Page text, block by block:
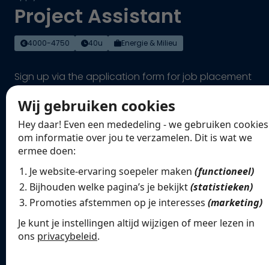
Wij gebruiken cookies
Hey daar! Even een mededeling - we gebruiken cookies
om informatie over jou te verzamelen. Dit is wat we
ermee doen:
Je website-ervaring soepeler maken(functioneel)
Bijhouden welke pagina’s je bekijkt(statistieken)
Promoties afstemmen op je interesses(marketing)
Je kunt je instellingen altijd wijzigen of meer lezen in
ons privacybeleid.
Project Assistant
4000-4750 40u Energie & Milieu
Sign up via the application form for job placement
and apply directly for this position.
Utrecht
E-mailadres
Telefoon